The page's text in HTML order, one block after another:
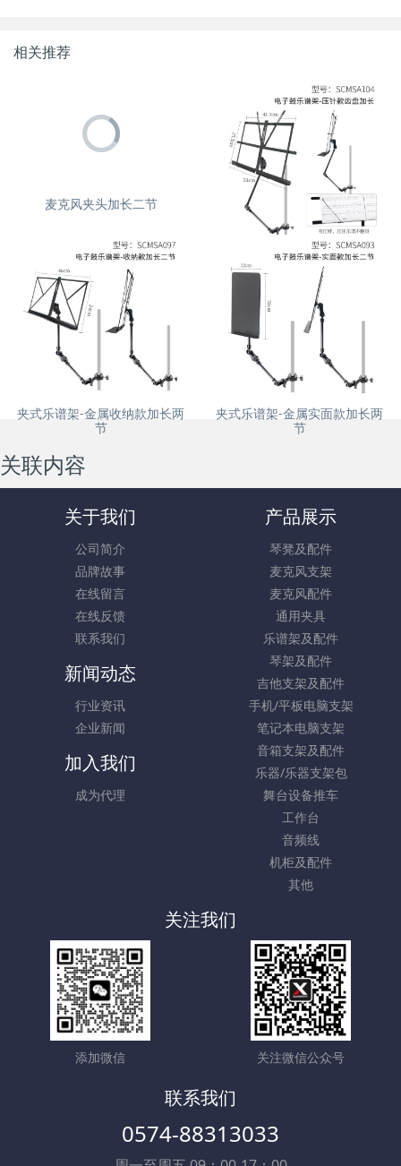
相关推荐
麦克风夹头加长二节
夹式乐谱架-金属压针齿盘款
夹式乐谱架-金属收纳款加长两
节
夹式乐谱架-金属实面款加长两
节
关联内容
关于我们
公司简介
品牌故事
在线留言
在线反馈
联系我们
产品展示
琴凳及配件
麦克风支架
麦克风配件
通用夹具
乐谱架及配件
琴架及配件
吉他支架及配件
手机/平板电脑支架
笔记本电脑支架
音箱支架及配件
乐器/乐器支架包
舞台设备推车
工作台
音频线
机柜及配件
其他
新闻动态
行业资讯
企业新闻
加入我们
成为代理
关注我们
添加微信 关注微信公众号
联系我们
0574-88313033